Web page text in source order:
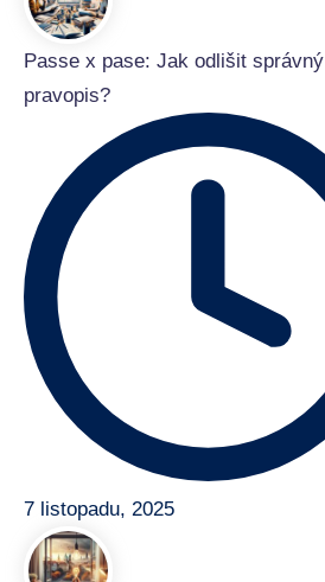
Passe x pase: Jak odlišit správný
pravopis?
7 listopadu, 2025